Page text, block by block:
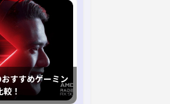
すすめゲーミン
！